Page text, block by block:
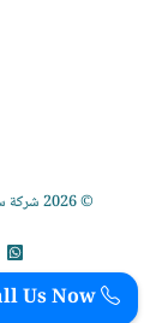
© 2026 شركة سوبر هاوس لأعمال الصبغ والدهانات وتركيب الجبس بورد